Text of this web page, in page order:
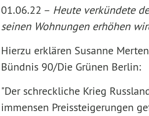
01.06.22 – Heute verkündete
seinen Wohnungen erhöhen
Hierzu erklären Susanne
Bündnis 90/Die Grünen Berlin:
"Der schreckliche Krieg
immensen Preissteigerungen